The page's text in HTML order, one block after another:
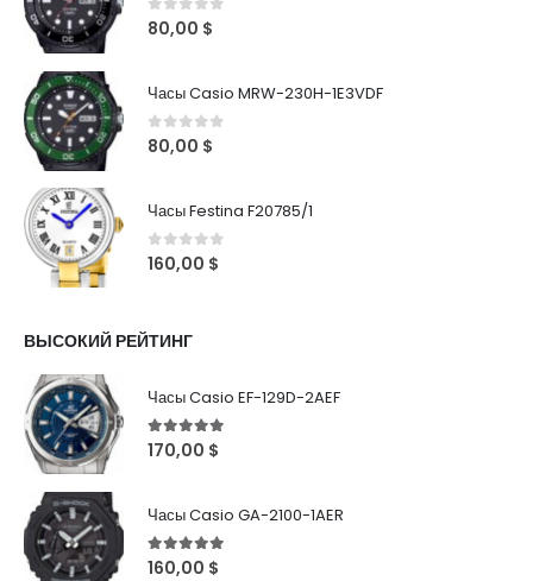
0out of 5
80,00 $
Часы Casio MRW-230H-1E3VDF
0out of 5
80,00 $
Часы Festina F20785/1
0out of 5
160,00 $
ВЫСОКИЙ РЕЙТИНГ
Часы Casio EF-129D-2AEF
5out of 5
170,00 $
Часы Casio GA-2100-1AER
5out of 5
160,00 $